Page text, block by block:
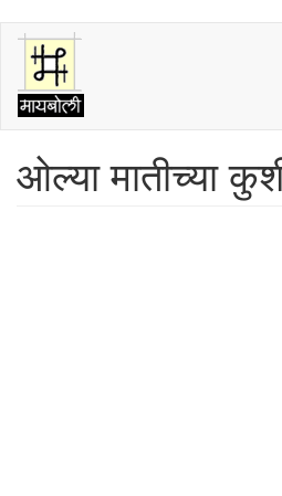
Skip
main
content
ओल्या मातीच्या